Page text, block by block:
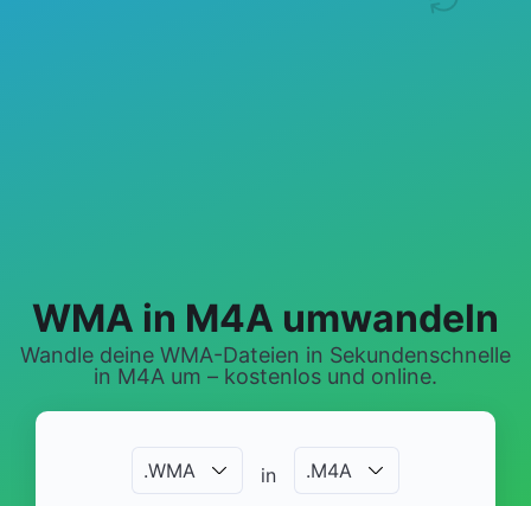
WMA in M4A umwandeln
Wandle deine WMA-Dateien in Sekundenschnelle
in M4A um – kostenlos und online.
.WMA in .M4A